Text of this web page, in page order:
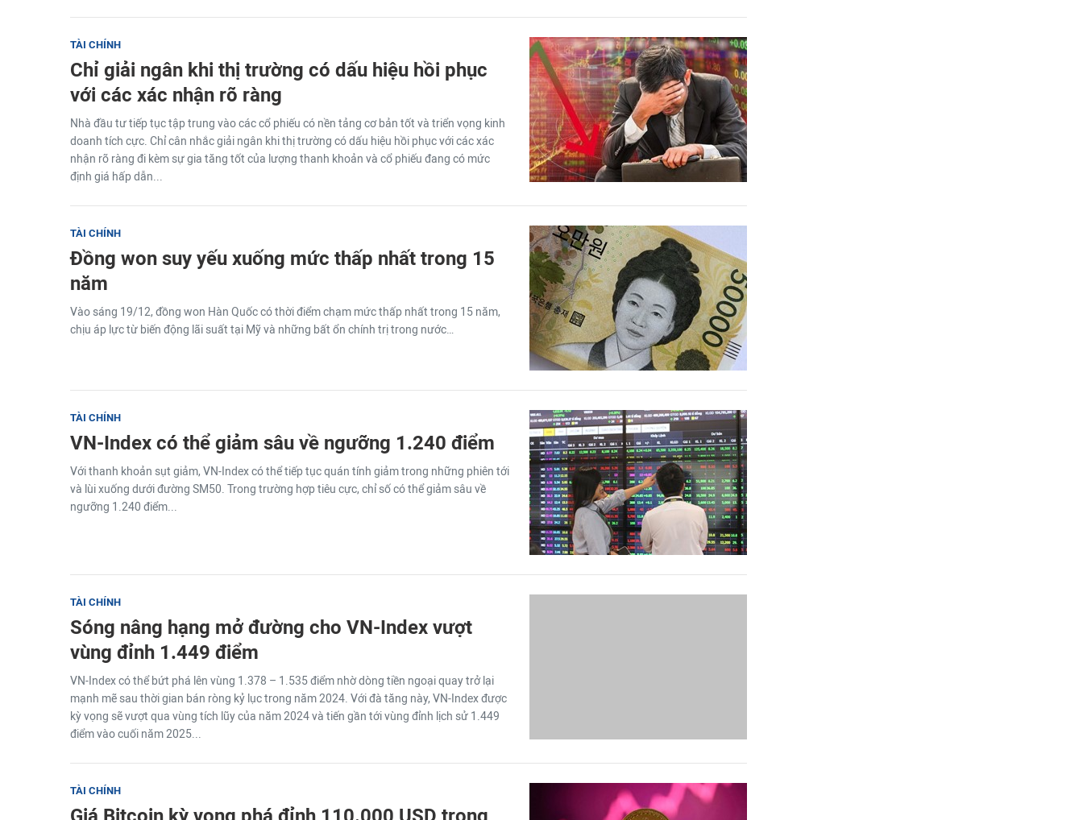
TÀI CHÍNH
Chỉ giải ngân khi thị trường có dấu hiệu hồi phục
với các xác nhận rõ ràng
Nhà đầu tư tiếp tục tập trung vào các cổ phiếu có nền tảng cơ bản tốt và triển vọng kinh
doanh tích cực. Chỉ cân nhắc giải ngân khi thị trường có dấu hiệu hồi phục với các xác
nhận rõ ràng đi kèm sự gia tăng tốt của lượng thanh khoản và cổ phiếu đang có mức
định giá hấp dẫn...
TÀI CHÍNH
Đồng won suy yếu xuống mức thấp nhất trong 15
năm
Vào sáng 19/12, đồng won Hàn Quốc có thời điểm chạm mức thấp nhất trong 15 năm,
chịu áp lực từ biến động lãi suất tại Mỹ và những bất ổn chính trị trong nước…
TÀI CHÍNH
VN-Index có thể giảm sâu về ngưỡng 1.240 điểm
Với thanh khoản sụt giảm, VN-Index có thể tiếp tục quán tính giảm trong những phiên tới
và lùi xuống dưới đường SM50. Trong trường hợp tiêu cực, chỉ số có thể giảm sâu về
ngưỡng 1.240 điểm...
TÀI CHÍNH
Sóng nâng hạng mở đường cho VN-Index vượt
vùng đỉnh 1.449 điểm
VN-Index có thể bứt phá lên vùng 1.378 – 1.535 điểm nhờ dòng tiền ngoại quay trở lại
mạnh mẽ sau thời gian bán ròng kỷ lục trong năm 2024. Với đà tăng này, VN-Index được
kỳ vọng sẽ vượt qua vùng tích lũy của năm 2024 và tiến gần tới vùng đỉnh lịch sử 1.449
điểm vào cuối năm 2025...
TÀI CHÍNH